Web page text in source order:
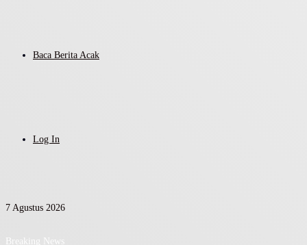
Baca Berita Acak
Log In
7 Agustus 2026
Breaking News